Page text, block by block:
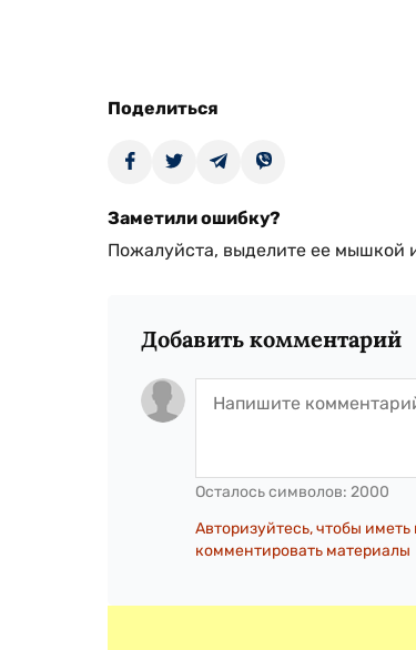
Поделиться
Заметили ошибку?
Пожалуйста, выделите ее мышкой
Добавить комментарий
Осталось символов: 2000
Авторизуйтесь, чтобы
комментировать материалы